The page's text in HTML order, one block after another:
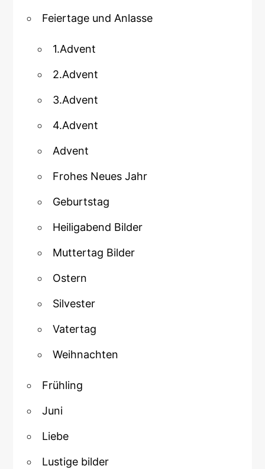
Feiertage und Anlasse
1.Advent
2.Advent
3.Advent
4.Advent
Advent
Frohes Neues Jahr
Geburtstag
Heiligabend Bilder
Muttertag Bilder
Ostern
Silvester
Vatertag
Weihnachten
Frühling
Juni
Liebe
Lustige bilder